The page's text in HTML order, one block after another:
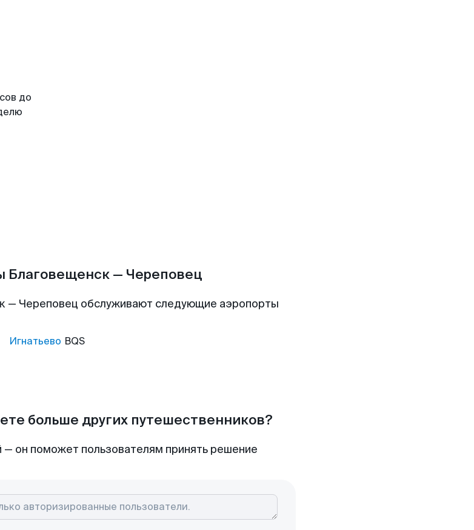
до
Благовещенск — Череповец
— Череповец обслуживают следующие аэропорты
Игнатьево BQS
больше других путешественников?
он поможет пользователям принять решение